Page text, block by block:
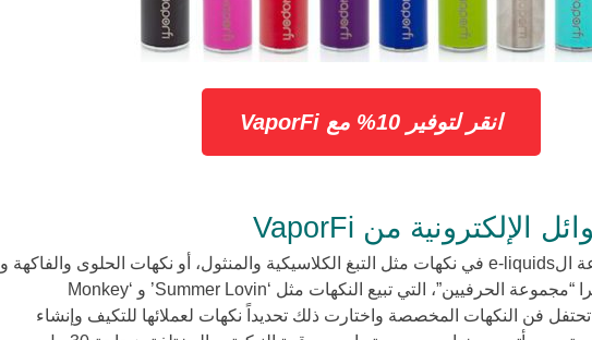
انقر لتوفير 10% مع VaporFi
يختلف توسعية مجموعة الe-liquids في نكهات مثل التبغ الكلاسيكية والمنثول، أو نكهات الحلوى والفاكهة و
أكثر. وقد أضافوا مؤخرا “مجموعة الحرفيين”، التي تبيع النكهات مثل ‘Summer Lovin’ و ‘Monkey
Business’. VaporFi تحتفل فن النكهات المخصصة واختارت ذلك تحديداً نكهات لعملائها للتكيف وإنشاء